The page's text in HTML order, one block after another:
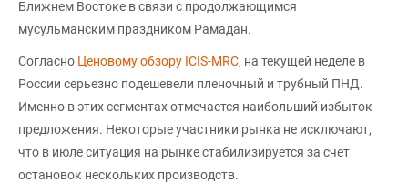
Ближнем Востоке в связи с продолжающимся
мусульманским праздником Рамадан.
Согласно Ценовому обзору ICIS-MRC, на текущей неделе в
России серьезно подешевели пленочный и трубный ПНД.
Именно в этих сегментах отмечается наибольший избыток
предложения. Некоторые участники рынка не исключают,
что в июле ситуация на рынке стабилизируется за счет
остановок нескольких производств.